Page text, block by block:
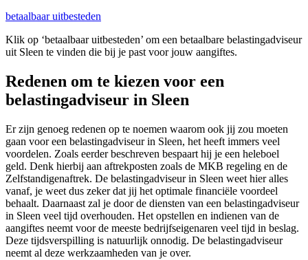
betaalbaar uitbesteden
Klik op ‘betaalbaar uitbesteden’ om een betaalbare belastingadviseur
uit Sleen te vinden die bij je past voor jouw aangiftes.
Redenen om te kiezen voor een
belastingadviseur in Sleen
Er zijn genoeg redenen op te noemen waarom ook jij zou moeten
gaan voor een belastingadviseur in Sleen, het heeft immers veel
voordelen. Zoals eerder beschreven bespaart hij je een heleboel
geld. Denk hierbij aan aftrekposten zoals de MKB regeling en de
Zelfstandigenaftrek. De belastingadviseur in Sleen weet hier alles
vanaf, je weet dus zeker dat jij het optimale financiële voordeel
behaalt. Daarnaast zal je door de diensten van een belastingadviseur
in Sleen veel tijd overhouden. Het opstellen en indienen van de
aangiftes neemt voor de meeste bedrijfseigenaren veel tijd in beslag.
Deze tijdsverspilling is natuurlijk onnodig. De belastingadviseur
neemt al deze werkzaamheden van je over.